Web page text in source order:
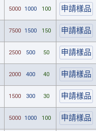
5000 1000 100
7500 1500 150
2500 500 50
2000 400 40
1500 300 30
5000 1000 100